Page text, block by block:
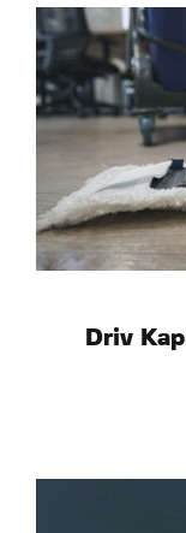
Driv